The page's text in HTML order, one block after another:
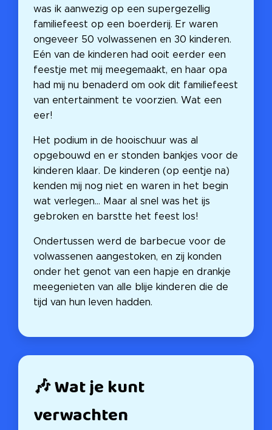
was ik aanwezig op een supergezellig
familiefeest op een boerderij. Er waren
ongeveer 50 volwassenen en 30 kinderen.
Eén van de kinderen had ooit eerder een
feestje met mij meegemaakt, en haar opa
had mij nu benaderd om ook dit familiefeest
van entertainment te voorzien. Wat een
eer!
Het podium in de hooischuur was al
opgebouwd en er stonden bankjes voor de
kinderen klaar. De kinderen (op eentje na)
kenden mij nog niet en waren in het begin
wat verlegen… Maar al snel was het ijs
gebroken en barstte het feest los! 🎉
Ondertussen werd de barbecue voor de
volwassenen aangestoken, en zij konden
onder het genot van een hapje en drankje
meegenieten van alle blije kinderen die de
tijd van hun leven hadden. 🌈
🎶 Wat je kunt
verwachten